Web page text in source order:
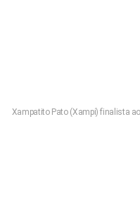
Xampatito Pato (Xampi) finalista